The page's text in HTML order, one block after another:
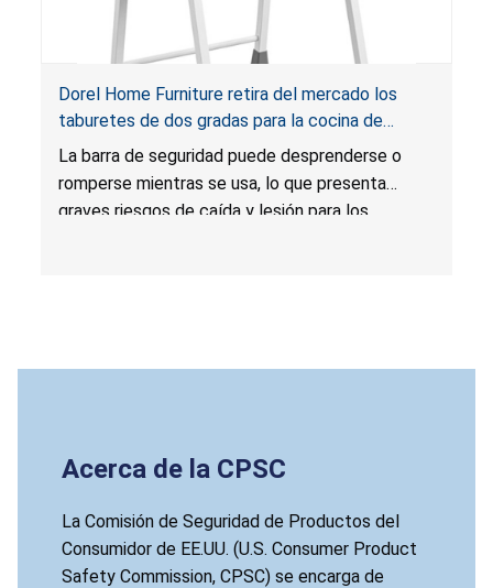
Dorel Home Furniture retira del mercado los
taburetes de dos gradas para la cocina de
Cosco por riesgos de caída y lesión
La barra de seguridad puede desprenderse o
romperse mientras se usa, lo que presenta
graves riesgos de caída y lesión para los
Acerca de la CPSC
La Comisión de Seguridad de Productos del
Consumidor de EE.UU. (U.S. Consumer Product
Safety Commission, CPSC) se encarga de